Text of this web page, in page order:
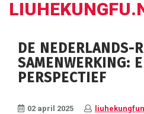
DE NEDERLANDS-
SAMENWERKING:
PERSPECTIEF
02 april 2025 liuhekungfunl